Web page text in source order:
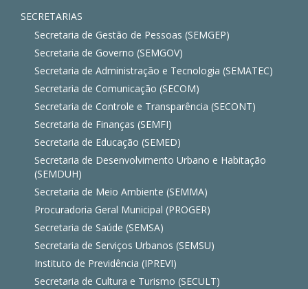
SECRETARIAS
Secretaria de Gestão de Pessoas (SEMGEP)
Secretaria de Governo (SEMGOV)
Secretaria de Administração e Tecnologia (SEMATEC)
Secretaria de Comunicação (SECOM)
Secretaria de Controle e Transparência (SECONT)
Secretaria de Finanças (SEMFI)
Secretaria de Educação (SEMED)
Secretaria de Desenvolvimento Urbano e Habitação
(SEMDUH)
Secretaria de Meio Ambiente (SEMMA)
Procuradoria Geral Municipal (PROGER)
Secretaria de Saúde (SEMSA)
Secretaria de Serviços Urbanos (SEMSU)
Instituto de Previdência (IPREVI)
Secretaria de Cultura e Turismo (SECULT)